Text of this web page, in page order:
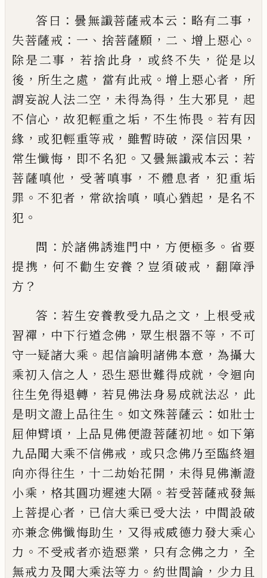
答曰 ：曇無讖菩薩戒本云 ： 略有二事 ，
失菩薩戒 ： 一 、 捨菩薩願 ， 二 、增上惡心 。
除是二事 ， 若捨此身 ， 或終不失 ， 從是以
後 ， 所生之處 ， 當有此戒 。增上惡心者 ， 所
謂妄說人法二空 ， 未得為得 ， 生大邪見 ， 起
不信心 ，故犯輕重之垢 ， 不生怖畏 。若有因
緣 ， 或犯輕重等戒 ， 雖暫時破 ， 深信因果 ，
常生懺悔 ， 即不名犯 。 又曇無讖戒本云 ： 若
菩薩嗔他 ， 受著嗔事 ， 不體息者 ， 犯重垢
罪 。不犯者 ， 常欲捨嗔 ， 嗔心猶起 ， 是名不
犯 。
問 ： 於諸佛誘進門中 ， 方便極多 。 省要
提携 ，何不勸生 安養 ？ 豈須破戒 ， 翻障淨
方 ？
答 ：若生安養教受九品之文 ，
上根受戒
習禪 ， 中下行道念佛 ， 眾生根器不等 ， 不可
守一疑諸大乘 。 起信論明諸佛本意 ， 為攝大
乘初入信之人 ， 恐生惡世難得成就 ，令迴向
往生免得退轉 ， 若見佛法身易成就法忍 ， 此
是明文證上品往生 。 如文殊菩薩云 ： 如壯士
屈伸臂頃 ， 上品見佛便證菩薩初地 。 如下第
九品聞大乘不信佛戒 ， 或只念佛乃至臨終迴
向亦得往生 ，十二劫始花開 ， 未得見佛漸證
小乘 ， 格其圓功遲速大隔 。若受菩薩戒發無
上菩提心者 ， 已信大乘已受大法 ， 中間設破
亦兼念佛懺悔助生 ， 又得戒威德力發大乘心
力 。不受戒者亦造惡業 ， 只有念佛之力 ， 全
無戒力及聞大乘法等力 。 約世間論 ， 少力且